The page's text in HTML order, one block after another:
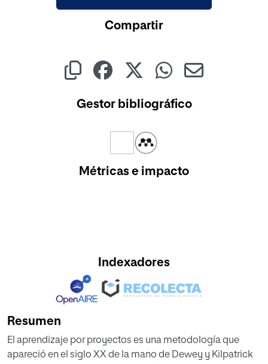
Compartir
Gestor bibliográfico
Métricas e impacto
Indexadores
Resumen
El aprendizaje por proyectos es una metodología que
apareció en el siglo XX de la mano de Dewey y Kilpatrick